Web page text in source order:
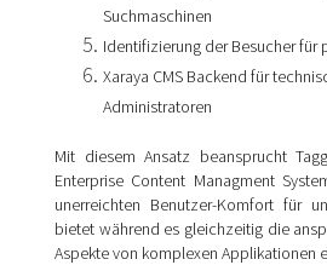
Suchmaschinen
Identifizierung der Besucher für
Xaraya CMS Backend für
Administratoren
Mit diesem Ansatz beansprucht
Enterprise Content Managment
unerreichten Benutzer-Komfort für
bietet während es gleichzeitig die
Aspekte von komplexen Applikationen